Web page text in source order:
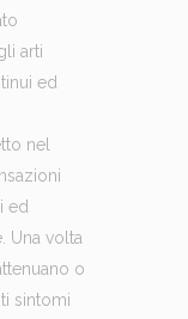
arti
ed
nel
ed
Una volta
o
sintomi